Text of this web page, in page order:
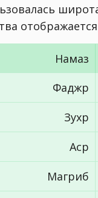
Намаз
Фаджр
Зухр
Аср
Магриб